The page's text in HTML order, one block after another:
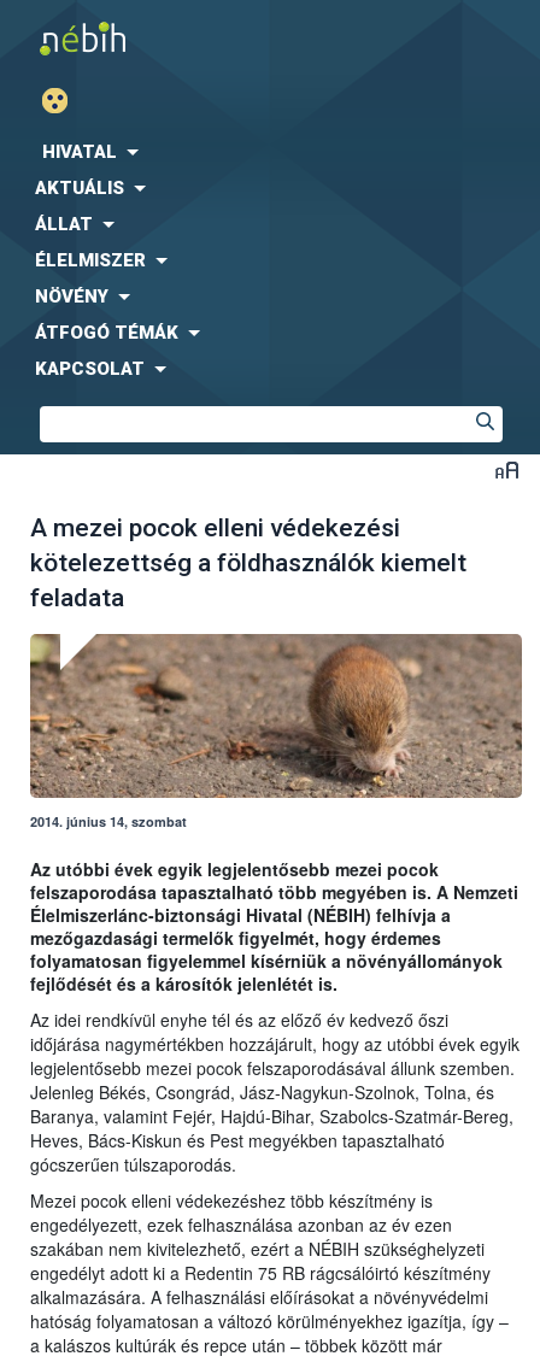
HIVATAL
AKTUÁLIS
ÁLLAT
ÉLELMISZER
NÖVÉNY
ÁTFOGÓ TÉMÁK
KAPCSOLAT
A mezei pocok elleni védekezési
kötelezettség a földhasználók kiemelt
feladata
2014. június 14, szombat
Az utóbbi évek egyik legjelentősebb mezei pocok
felszaporodása tapasztalható több megyében is. A Nemzeti
Élelmiszerlánc-biztonsági Hivatal (NÉBIH) felhívja a
mezőgazdasági termelők figyelmét, hogy érdemes
folyamatosan figyelemmel kísérniük a növényállományok
fejlődését és a károsítók jelenlétét is.
Az idei rendkívül enyhe tél és az előző év kedvező őszi
időjárása nagymértékben hozzájárult, hogy az utóbbi évek egyik
legjelentősebb mezei pocok felszaporodásával állunk szemben.
Jelenleg Békés, Csongrád, Jász-Nagykun-Szolnok, Tolna, és
Baranya, valamint Fejér, Hajdú-Bihar, Szabolcs-Szatmár-Bereg,
Heves, Bács-Kiskun és Pest megyékben tapasztalható
gócszerűen túlszaporodás.
Mezei pocok elleni védekezéshez több készítmény is
engedélyezett, ezek felhasználása azonban az év ezen
szakában nem kivitelezhető, ezért a NÉBIH szükséghelyzeti
engedélyt adott ki a Redentin 75 RB rágcsálóirtó készítmény
alkalmazására. A felhasználási előírásokat a növényvédelmi
hatóság folyamatosan a változó körülményekhez igazítja, így –
a kalászos kultúrák és repce után – többek között már